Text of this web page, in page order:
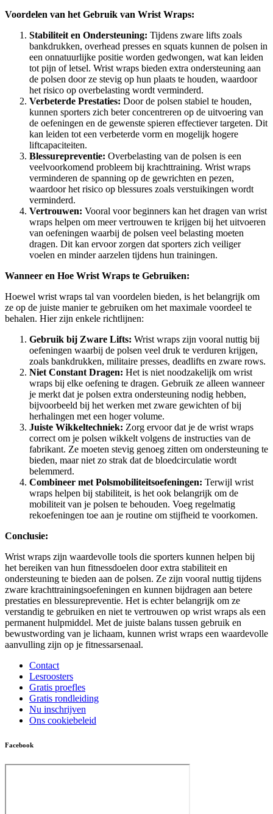
Voordelen van het Gebruik van Wrist Wraps:
Stabiliteit en Ondersteuning: Tijdens zware lifts zoals
bankdrukken, overhead presses en squats kunnen de polsen in
een onnatuurlijke positie worden gedwongen, wat kan leiden
tot pijn of letsel. Wrist wraps bieden extra ondersteuning aan
de polsen door ze stevig op hun plaats te houden, waardoor
het risico op overbelasting wordt verminderd.
Verbeterde Prestaties: Door de polsen stabiel te houden,
kunnen sporters zich beter concentreren op de uitvoering van
de oefeningen en de gewenste spieren effectiever targeten. Dit
kan leiden tot een verbeterde vorm en mogelijk hogere
liftcapaciteiten.
Blessurepreventie: Overbelasting van de polsen is een
veelvoorkomend probleem bij krachttraining. Wrist wraps
verminderen de spanning op de gewrichten en pezen,
waardoor het risico op blessures zoals verstuikingen wordt
verminderd.
Vertrouwen: Vooral voor beginners kan het dragen van wrist
wraps helpen om meer vertrouwen te krijgen bij het uitvoeren
van oefeningen waarbij de polsen veel belasting moeten
dragen. Dit kan ervoor zorgen dat sporters zich veiliger
voelen en minder aarzelen tijdens hun trainingen.
Wanneer en Hoe Wrist Wraps te Gebruiken:
Hoewel wrist wraps tal van voordelen bieden, is het belangrijk om
ze op de juiste manier te gebruiken om het maximale voordeel te
behalen. Hier zijn enkele richtlijnen:
Gebruik bij Zware Lifts: Wrist wraps zijn vooral nuttig bij
oefeningen waarbij de polsen veel druk te verduren krijgen,
zoals bankdrukken, militaire presses, deadlifts en zware rows.
Niet Constant Dragen: Het is niet noodzakelijk om wrist
wraps bij elke oefening te dragen. Gebruik ze alleen wanneer
je merkt dat je polsen extra ondersteuning nodig hebben,
bijvoorbeeld bij het werken met zware gewichten of bij
herhalingen met een hoger volume.
Juiste Wikkeltechniek: Zorg ervoor dat je de wrist wraps
correct om je polsen wikkelt volgens de instructies van de
fabrikant. Ze moeten stevig genoeg zitten om ondersteuning te
bieden, maar niet zo strak dat de bloedcirculatie wordt
belemmerd.
Combineer met Polsmobiliteitsoefeningen: Terwijl wrist
wraps helpen bij stabiliteit, is het ook belangrijk om de
mobiliteit van je polsen te behouden. Voeg regelmatig
rekoefeningen toe aan je routine om stijfheid te voorkomen.
Conclusie:
Wrist wraps zijn waardevolle tools die sporters kunnen helpen bij
het bereiken van hun fitnessdoelen door extra stabiliteit en
ondersteuning te bieden aan de polsen. Ze zijn vooral nuttig tijdens
zware krachttrainingsoefeningen en kunnen bijdragen aan betere
prestaties en blessurepreventie. Het is echter belangrijk om ze
verstandig te gebruiken en niet te vertrouwen op wrist wraps als een
permanent hulpmiddel. Met de juiste balans tussen gebruik en
bewustwording van je lichaam, kunnen wrist wraps een waardevolle
aanvulling zijn op je fitnessarsenaal.
Contact
Lesroosters
Gratis proefles
Gratis rondleiding
Nu inschrijven
Ons cookiebeleid
Facebook